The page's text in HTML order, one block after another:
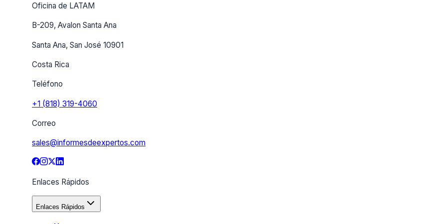
Oficina de LATAM
B-209, Avalon Santa Ana
Santa Ana, San José 10901
Costa Rica
Teléfono
+1 (818) 319-4060
Correo
sales@informesdeexpertos.com
Enlaces Rápidos
Enlaces Rápidos